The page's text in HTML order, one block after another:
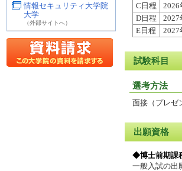
情報セキュリティ大学院
大学
（外部サイトへ）
C日程
2026
D日程
2027
E日程
2027
試験科目
選考方法
面接（プレゼ
出願資格
◆博士前期課
一般入試の出